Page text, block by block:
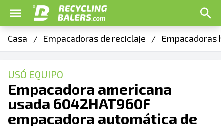
Casa / Empacadoras de reciclaje / Empacadoras
USÓ EQUIPO
Empacadora americana
usada 6042HAT960F
empacadora automática de